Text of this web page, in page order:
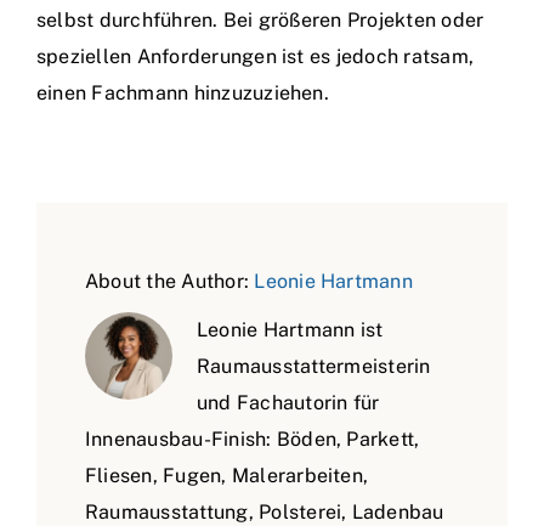
selbst durchführen. Bei größeren Projekten oder
speziellen Anforderungen ist es jedoch ratsam,
einen Fachmann hinzuzuziehen.
About the Author: Leonie Hartmann
Leonie Hartmann ist
Raumausstattermeisterin
und Fachautorin für
Innenausbau-Finish: Böden, Parkett,
Fliesen, Fugen, Malerarbeiten,
Raumausstattung, Polsterei, Ladenbau